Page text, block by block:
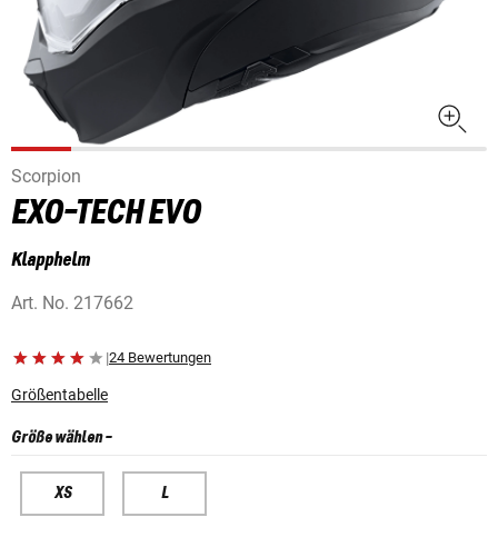
Scorpion
EXO-TECH EVO
Klapphelm
Art. No. 217662
|24 Bewertungen
Größentabelle
Größe wählen-
XS L